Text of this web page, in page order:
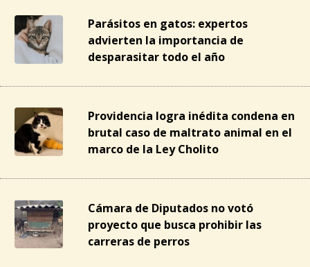
Parásitos en gatos: expertos
advierten la importancia de
desparasitar todo el año
Providencia logra inédita condena en
brutal caso de maltrato animal en el
marco de la Ley Cholito
Cámara de Diputados no votó
proyecto que busca prohibir las
carreras de perros